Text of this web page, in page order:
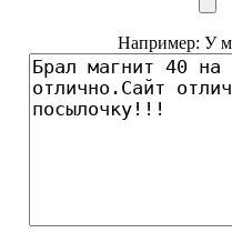
Например: У